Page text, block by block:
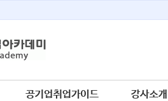
공기업취업가이드 강사소개